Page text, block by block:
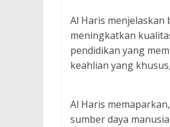
Al Haris menjelaskan
meningkatkan
pendidikan yang
keahlian yang
Al Haris
sumber daya